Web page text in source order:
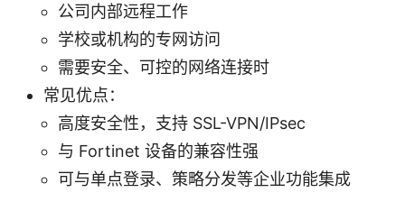
公司内部远程工作
学校或机构的专网访问
需要安全、可控的网络连接时
常见优点：
高度安全性，支持 SSL-VPN/IPsec
与 Fortinet 设备的兼容性强
可与单点登录、策略分发等企业功能集成